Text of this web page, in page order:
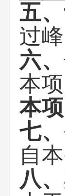
五
过
六
本
本
七
自
八